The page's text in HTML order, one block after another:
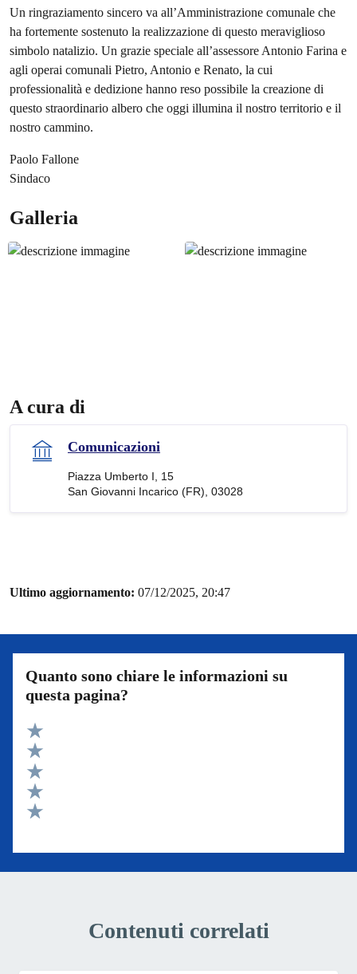
Un ringraziamento sincero va all’Amministrazione comunale che
ha fortemente sostenuto la realizzazione di questo meraviglioso
simbolo natalizio. Un grazie speciale all’assessore Antonio Farina e
agli operai comunali Pietro, Antonio e Renato, la cui
professionalità e dedizione hanno reso possibile la creazione di
questo straordinario albero che oggi illumina il nostro territorio e il
nostro cammino.
Paolo Fallone
Sindaco
Galleria
A cura di
Comunicazioni
Piazza Umberto I, 15
San Giovanni Incarico (FR), 03028
Ultimo aggiornamento: 07/12/2025, 20:47
Quanto sono chiare le informazioni su
questa pagina?
Valuta 5 stelle su 5
Valuta 4 stelle su 5
Valuta 3 stelle su 5
Valuta 2 stelle su 5
Contenuti correlati